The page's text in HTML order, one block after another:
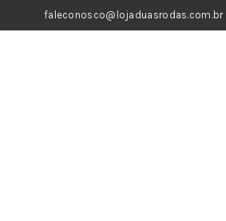
faleconosco@lojaduasrodas.com.br|